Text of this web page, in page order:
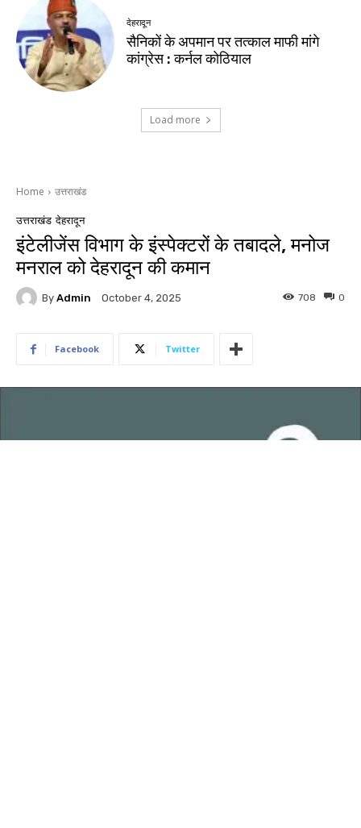
देहरादून
सैनिकों के अपमान पर तत्काल माफी मांगे
कांग्रेस : कर्नल कोठियाल
Load more